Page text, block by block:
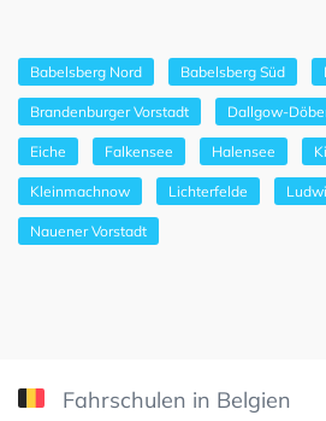
Babelsberg Nord Babelsberg Süd
Brandenburger Vorstadt Dallgow-
Eiche Falkensee Halensee
Kleinmachnow Lichterfelde
Nauener Vorstadt
Fahrschulen in Belgien